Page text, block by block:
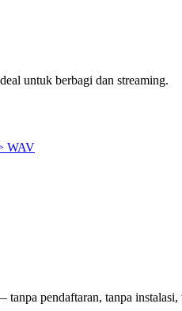
untuk berbagi dan streaming.
WAV
pendaftaran, tanpa instalasi,